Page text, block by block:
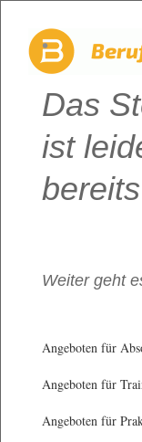
Das
ist
Weiter geht
Angeboten für
Angeboten für
Angeboten für